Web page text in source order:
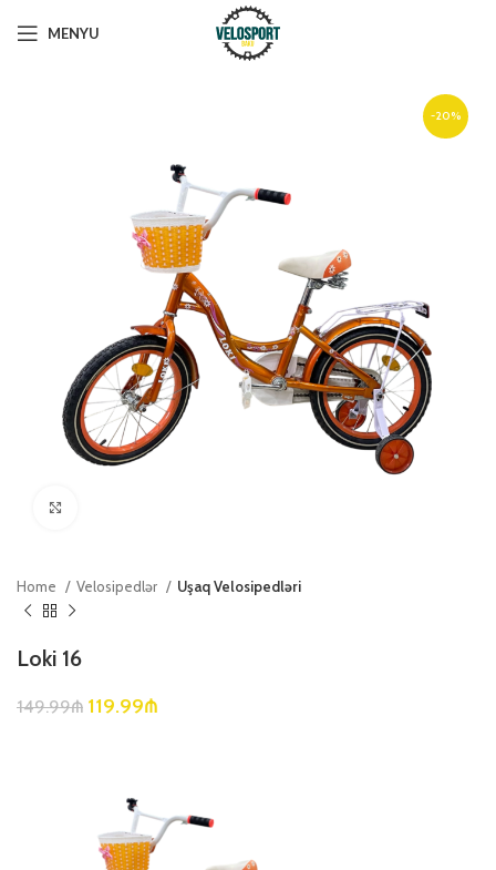
MENYU
-20%
Home Velosipedlər Uşaq Velosipedləri
Loki 16
149.99₼ 119.99₼